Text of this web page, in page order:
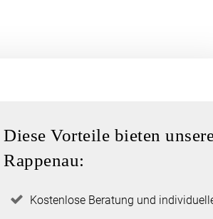
Diese Vorteile bieten
Rappenau:
Kostenlose Beratung und